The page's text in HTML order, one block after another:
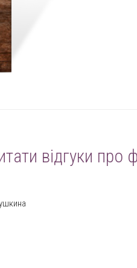
відгуки про